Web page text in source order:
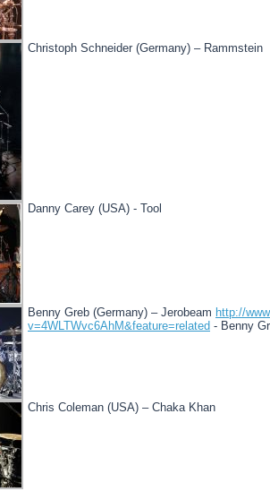
Christoph Schneider (Germany) – Rammstein
Danny Carey (USA) - Tool
Benny Greb (Germany) – Jerobeam http://
v=4WLTWvc6AhM&feature=related - Benny
Chris Coleman (USA) – Chaka Khan